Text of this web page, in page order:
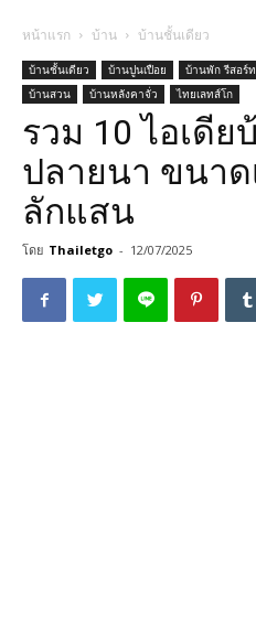
หน้าแรก บ้าน บ้านชั้นเดียว
บ้านชั้นเดียว บ้านปูนเปือย บ้านพัก รีสอร์ท
บ้านสวน
บ้านหลังคาจั่ว ไทยเลทส์โก
รวม 10 ไอเดี
ปลายนา ขนา
ลักแสน
โดย Thailetgo - 12/07/2025